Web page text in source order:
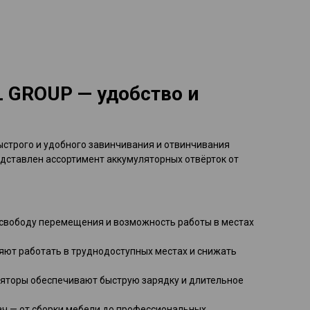
— удобство и
и удобного завинчивания и отвинчивания
ассортимент аккумуляторных отвёрток от
перемещения и возможность работы в местах
работать в труднодоступных местах и снижать
обеспечивают быструю зарядку и длительное